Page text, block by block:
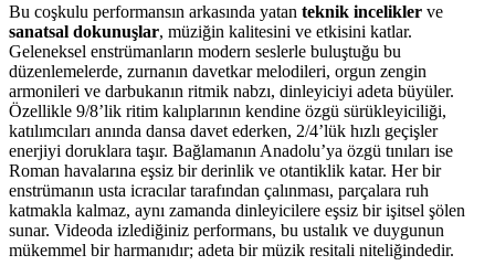
Bu coşkulu performansın arkasında yatan teknik incelikler ve
sanatsal dokunuşlar, müziğin kalitesini ve etkisini katlar.
Geleneksel enstrümanların modern seslerle buluştuğu bu
düzenlemelerde, zurnanın davetkar melodileri, orgun zengin
armonileri ve darbukanın ritmik nabzı, dinleyiciyi adeta büyüler.
Özellikle 9/8’lik ritim kalıplarının kendine özgü sürükleyiciliği,
katılımcıları anında dansa davet ederken, 2/4’lük hızlı geçişler
enerjiyi doruklara taşır. Bağlamanın Anadolu’ya özgü tınıları ise
Roman havalarına eşsiz bir derinlik ve otantiklik katar. Her bir
enstrümanın usta icracılar tarafından çalınması, parçalara ruh
katmakla kalmaz, aynı zamanda dinleyicilere eşsiz bir işitsel şölen
sunar. Videoda izlediğiniz performans, bu ustalık ve duygunun
mükemmel bir harmanıdır; adeta bir müzik resitali niteliğindedir.